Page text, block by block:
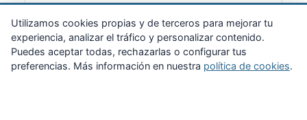
Suscribirme
Utilizamos cookies propias y de terceros para mejorar tu
experiencia, analizar el tráfico y personalizar contenido.
Puedes aceptar todas, rechazarlas o configurar tus
preferencias. Más información en nuestra política de cookies.